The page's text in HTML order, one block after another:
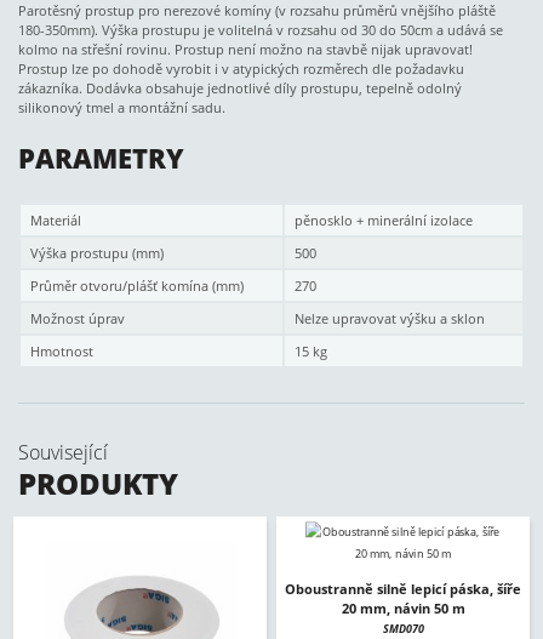
Parotěsný prostup pro nerezové komíny (v rozsahu průměrů vnějšího pláště
180-350mm). Výška prostupu je volitelná v rozsahu od 30 do 50cm a udává se
kolmo na střešní rovinu. Prostup není možno na stavbě nijak upravovat!
Prostup lze po dohodě vyrobit i v atypických rozměrech dle požadavku
zákazníka. Dodávka obsahuje jednotlivé díly prostupu, tepelně odolný
silikonový tmel a montážní sadu.
PARAMETRY
Materiál
pěnosklo + minerální izolace
Výška prostupu (mm)
500
Průměr otvoru/plášť komína (mm)
270
Možnost úprav
Nelze upravovat výšku a sklon
Hmotnost
15 kg
Související
PRODUKTY
Oboustranně silně lepicí páska, šíře
20 mm, návin 50 m
SMD070